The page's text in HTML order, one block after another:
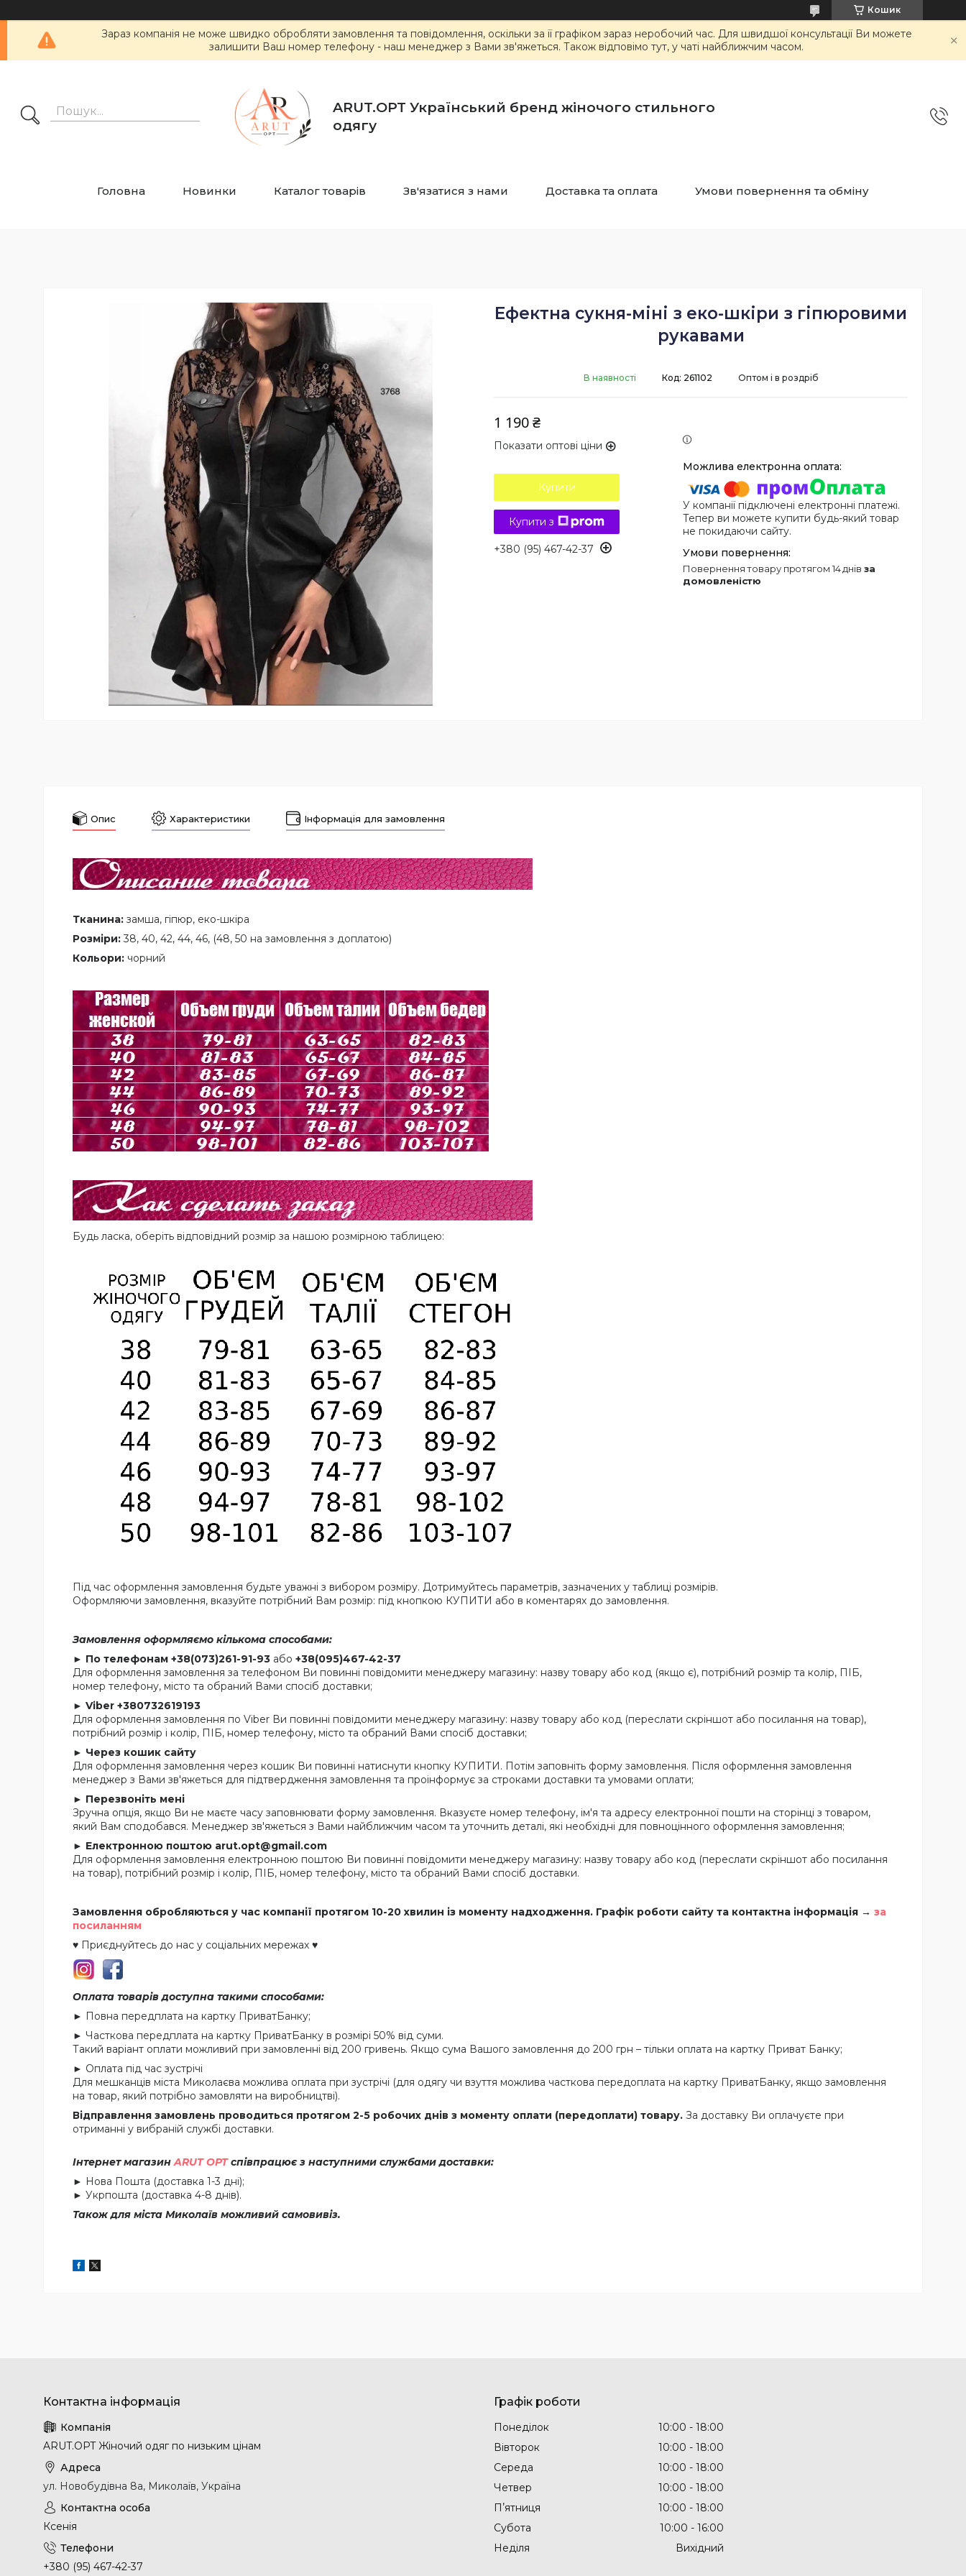
Кошик
Зараз компанія не може швидко обробляти замовлення та повідомлення, оскільки за її графіком зараз неробочий час. Для швидшої консультації Ви можете
залишити Ваш номер телефону - наш менеджер з Вами зв'яжеться. Також відповімо тут, у чаті найближчим часом.
ARUT.OPT Український бренд жіночого стильного
одягу
Головна Новинки Каталог товарів Зв'язатися з нами Доставка та оплата Умови повернення та обміну
Ефектна сукня-міні з еко-шкіри з гіпюровими
рукавами
В наявності Оптом і в роздріб
Код: 261102
1 190 ₴
Показати оптові ціни
Купити
Купити з
+380 (95) 467-42-37
У компанії підключені електронні платежі.
Тепер ви можете купити будь-який товар
не покидаючи сайту.
повернення товару протягом 14 днів за
домовленістю
Опис Характеристики Інформація для замовлення
Тканина: замша, гіпюр, еко-шкіра
Розміри:38, 40, 42, 44, 46, (48, 50 на замовлення з доплатою)
Кольори: чорний
Будь ласка, оберіть відповідний розмір за нашою розмірною таблицею:
Під час оформлення замовлення будьте уважні з вибором розміру. Дотримуйтесь параметрів, зазначених у таблиці розмірів.
Оформляючи замовлення, вказуйте потрібний Вам розмір: під кнопкою КУПИТИ або в коментарях до замовлення.
Замовлення оформляємо кількома способами:
► По телефонам +38(073)261-91-93 або +38(095)467-42-37
Для оформлення замовлення за телефоном Ви повинні повідомити менеджеру магазину: назву товару або код (якщо є), потрібний розмір та колір, ПІБ,
номер телефону, місто та обраний Вами спосіб доставки;
► Viber +380732619193
Для оформлення замовлення по Viber Ви повинні повідомити менеджеру магазину: назву товару або код (переслати скріншот або посилання на товар),
потрібний розмір і колір, ПІБ, номер телефону, місто та обраний Вами спосіб доставки;
► Через кошик сайту
Для оформлення замовлення через кошик Ви повинні натиснути кнопку КУПИТИ. Потім заповніть форму замовлення. Після оформлення замовлення
менеджер з Вами зв'яжеться для підтвердження замовлення та проінформує за строками доставки та умовами оплати;
► Перезвоніть мені
Зручна опція, якщо Ви не маєте часу заповнювати форму замовлення. Вказуєте номер телефону, ім'я та адресу електронної пошти на сторінці з товаром,
який Вам сподобався. Менеджер зв'яжеться з Вами найближчим часом та уточнить деталі, які необхідні для повноцінного оформлення замовлення;
► Електронною поштою arut.opt@gmail.com
Для оформлення замовлення електронною поштою Ви повинні повідомити менеджеру магазину: назву товару або код (переслати скріншот або посилання
на товар), потрібний розмір і колір, ПІБ, номер телефону, місто та обраний Вами спосіб доставки.
Замовлення обробляються у час компанії протягом 10-20 хвилин із моменту надходження. Графік роботи сайту та контактна інформація → за
посиланням
♥ Приєднуйтесь до нас у соціальних мережах ♥
Оплата товарів доступна такими способами:
► Повна передплата на картку ПриватБанку;
► Часткова передплата на картку ПриватБанку в розмірі 50% від суми.
Такий варіант оплати можливий при замовленні від 200 гривень. Якщо сума Вашого замовлення до 200 грн – тільки оплата на картку Приват Банку;
► Оплата під час зустрічі
Для мешканців міста Миколаєва можлива оплата при зустрічі (для одягу чи взуття можлива часткова передоплата на картку ПриватБанку, якщо замовлення
на товар, який потрібно замовляти на виробництві).
Відправлення замовлень проводиться протягом 2-5 робочих днів з моменту оплати (передоплати) товару. За доставку Ви оплачуєте при
отриманні у вибраній службі доставки.
Інтернет магазин ARUT OPTспівпрацює з наступними службами доставки:
► Нова Пошта (доставка 1-3 дні);
► Укрпошта (доставка 4-8 днів).
Також для міста Миколаїв можливий самовивіз.
ARUT.OPT Жіночий одяг по низьким цінам
ул. Новобудівна 8а, Миколаїв, Україна
Ксенія
+380 (95) 467-42-37
Графік роботи
Понеділок 10:00
18:00
Вівторок
10:00
18:00
Середа
10:00
18:00
Четвер
10:00
18:00
Пʼятниця
10:00
18:00
Субота
10:00
16:00
Неділя
Вихідний